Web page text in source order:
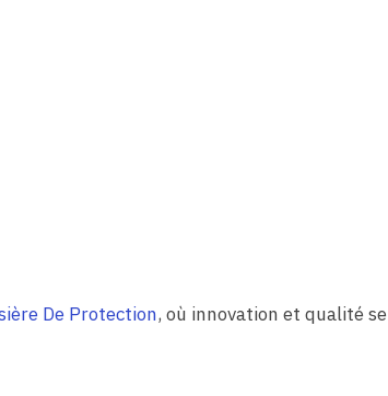
De Protection, où innovation et qualité se